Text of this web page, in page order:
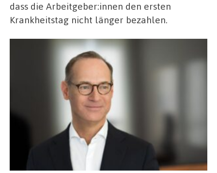
dass die Arbeitgeber:innen den ersten
Krankheitstag nicht länger bezahlen.